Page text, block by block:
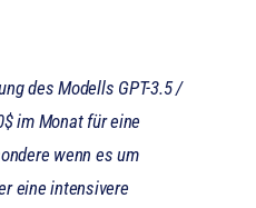
des Modells GPT-3.5 /
im Monat für eine
wenn es um
eine intensivere